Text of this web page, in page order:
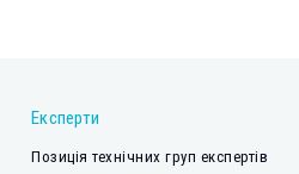
Експерти
Позиція технічних груп експертів